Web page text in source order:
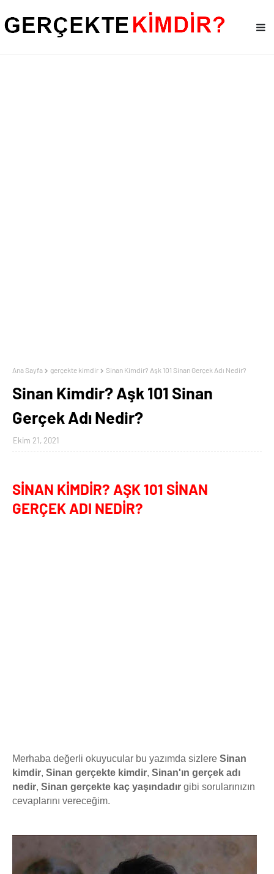
Ana Sayfa gerçekte kimdir Sinan Kimdir? Aşk 101 Sinan Gerçek Adı Nedir?
Sinan Kimdir? Aşk 101 Sinan
Gerçek Adı Nedir?
Ekim 21, 2021
SİNAN KİMDİR? AŞK 101 SİNAN
GERÇEK ADI NEDİR?
Merhaba değerli okuyucular bu yazımda sizlere Sinan
kimdir, Sinan gerçekte kimdir, Sinan'ın gerçek adı
nedir, Sinan gerçekte kaç yaşındadır gibi sorularınızın
cevaplarını vereceğim.